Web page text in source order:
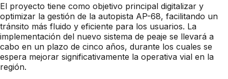
El proyecto tiene como objetivo principal digitalizar y
optimizar la gestión de la autopista AP-68, facilitando un
tránsito más fluido y eficiente para los usuarios. La
implementación del nuevo sistema de peaje se llevará a
cabo en un plazo de cinco años, durante los cuales se
espera mejorar significativamente la operativa vial en la
región.